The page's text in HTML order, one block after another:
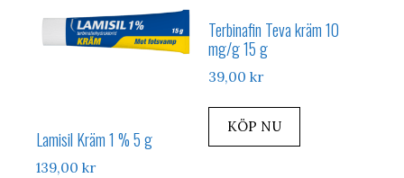
Lamisil Kräm 1 % 5 g
139,00 kr
Terbinafin Teva kräm 10
mg/g 15 g
39,00kr
KÖP NU